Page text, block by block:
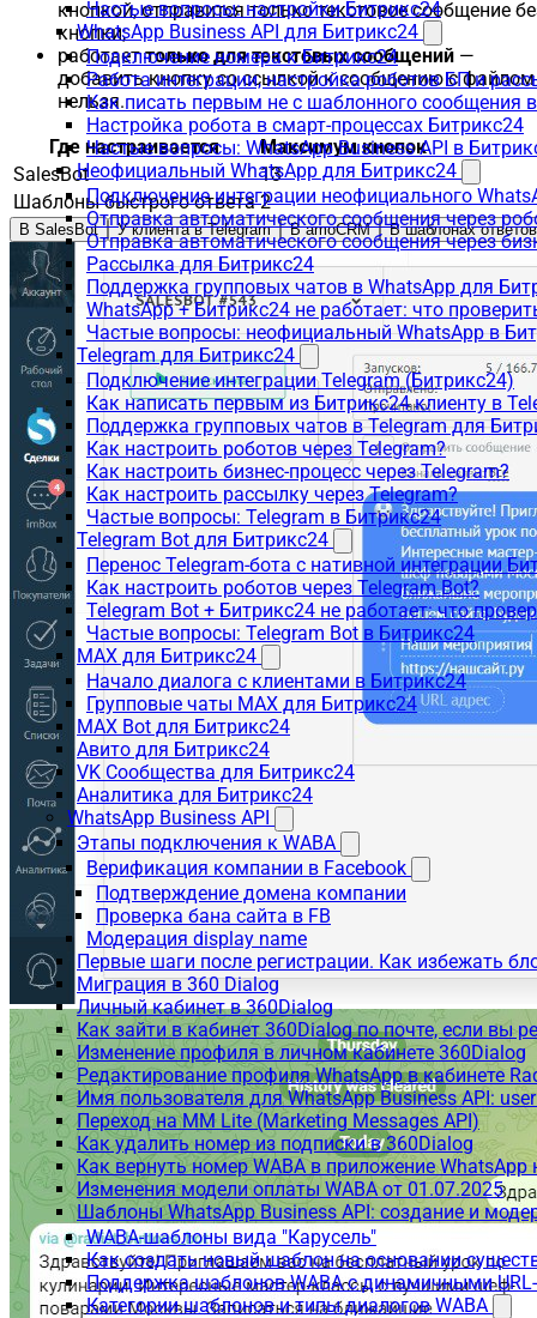
Частые вопросы: настройки Битрикс24
WhatsApp Business API для Битрикс24
Подключение номера к Битрикс24
Работа интеграции, настройка роботов БП и
Как писать первым не с шаблонного сообщения
Настройка робота в смарт-процессах Битрикс24
Частые вопросы: WhatsApp Business API в
Неофициальный WhatsApp для Битрикс24
Подключение интеграции неофициального
Отправка автоматического сообщения через
Отправка автоматического сообщения через
Рассылка для Битрикс24
Поддержка групповых чатов в WhatsApp для
WhatsApp + Битрикс24 не работает: что
Частые вопросы: неофициальный WhatsApp в
Telegram для Битрикс24
Подключение интеграции Telegram (Битрикс24)
Как написать первым из Битрикс24 клиенту в
Поддержка групповых чатов в Telegram для
Как настроить роботов через Telegram?
Как настроить бизнес-процесс через Telegram?
Как настроить рассылку через Telegram?
Частые вопросы: Telegram в Битрикс24
Telegram Bot для Битрикс24
Перенос Telegram-бота с нативной интеграции
Как настроить роботов через Telegram Bot?
Telegram Bot + Битрикс24 не работает: что
Частые вопросы: Telegram Bot в Битрикс24
MAX для Битрикс24
Начало диалога с клиентами в Битрикс24
Групповые чаты MAX для Битрикс24
MAX Bot для Битрикс24
Авито для Битрикс24
VK Сообщества для Битрикс24
Аналитика для Битрикс24
WhatsApp Business API
Этапы подключения к WABA
Верификация компании в Facebook
Подтверждение домена компании
Проверка бана сайта в FB
Модерация display name
Первые шаги после регистрации. Как избежать
Миграция в 360 Dialog
Личный кабинет в 360Dialog
Как зайти в кабинет 360Dialog по почте, если вы
Изменение профиля в личном кабинете 360Dialog
Редактирование профиля WhatsApp в кабинете
Имя пользователя для WhatsApp Business API:
Переход на MM Lite (Marketing Messages API)
Как удалить номер из подписки в 360Dialog
Как вернуть номер WABA в приложение WhatsApp
Изменения модели оплаты WABA от 01.07.2025
Шаблоны WhatsApp Business API: создание и
WABA-шаблоны вида "Карусель"
Как создать новый шаблон на основании
Поддержка шаблонов WABA с динамичными
Категории шаблонов и типы диалогов WABA
кнопкой, отправится только текстовое сообщение
кнопки;
работаеттолько для текстовых сообщений —
добавить кнопку со ссылкой к сообщению с файлом
нельзя.
Где настраивается
Максимум кнопок
SalesBot
13
Шаблоны быстрого ответа 2
В SalesBot У клиента в Telegram В amoCRM В шаблонах ответов